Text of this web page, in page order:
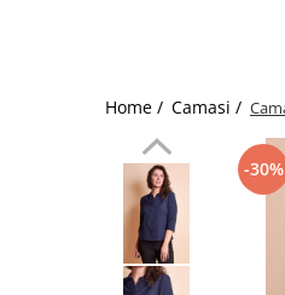
Home / Camasi /
-30%